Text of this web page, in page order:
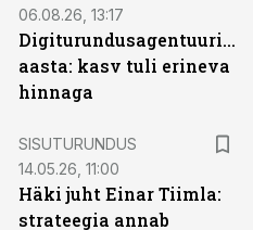
06.08.26, 13:17
Digiturundusagentuuride
aasta: kasv tuli erineva
hinnaga
SISUTURUNDUS
14.05.26, 11:00
Häki juht Einar Tiimla:
strateegia annab